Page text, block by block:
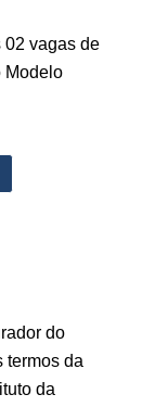
02 vagas de
Modelo
do
termos da
da